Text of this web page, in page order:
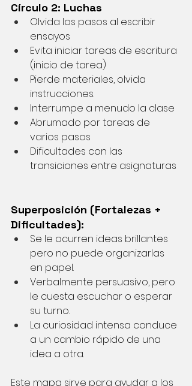
Círculo 2: Luchas
Olvida los pasos al escribir
ensayos
Evita iniciar tareas de escritura
(inicio de tarea)
Pierde materiales, olvida
instrucciones.
Interrumpe a menudo la clase
Abrumado por tareas de
varios pasos
Dificultades con las
transiciones entre asignaturas
Superposición (Fortalezas +
Dificultades):
Se le ocurren ideas brillantes
pero no puede organizarlas
en papel.
Verbalmente persuasivo, pero
le cuesta escuchar o esperar
su turno.
La curiosidad intensa conduce
a un cambio rápido de una
idea a otra.
Este mapa sirve para ayudar a los